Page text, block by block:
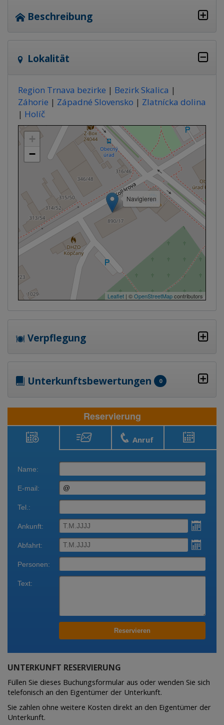
Beschreibung
Lokalität
Region Trnava bezirke | Bezirk Skalica |
Záhorie | Západné Slovensko | Zlatnícka dolina
| Holíč
Navigieren
+
−
Leaflet | ©OpenStreetMapcontributors
Verpflegung
Unterkunftsbewertungen 0
Reservierung
Schreiben
Anruf
Belegung
UNTERKUNFT RESERVIERUNG
Füllen Sie dieses Buchungsformular aus oder wenden Sie sich
telefonisch an den Eigentümer der Unterkunft.
Sie zahlen ohne weitere Kosten direkt an den Eigentümer der
Unterkunft.